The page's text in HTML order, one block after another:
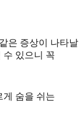
은 증상이 나타날
수 있으니 꼭
게 숨을 쉬는